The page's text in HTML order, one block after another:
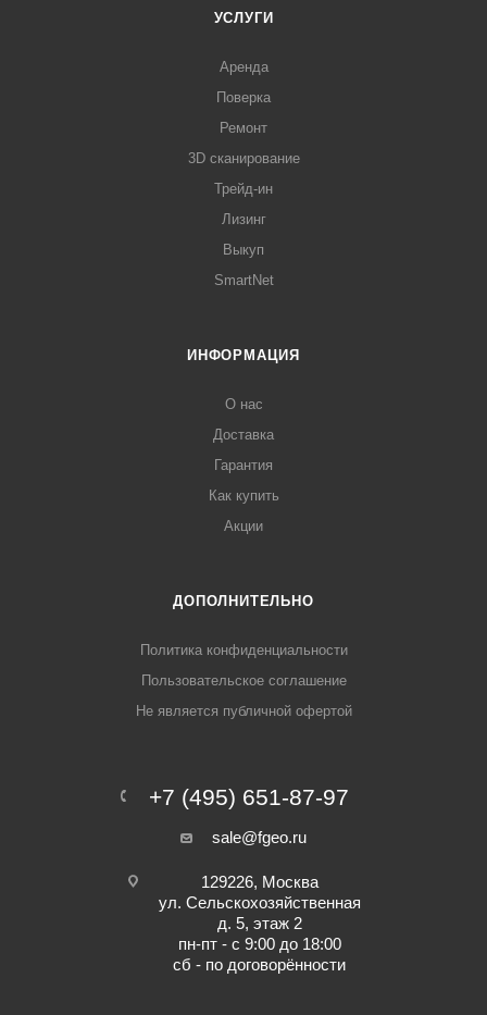
УСЛУГИ
Аренда
Поверка
Ремонт
3D сканирование
Трейд-ин
Лизинг
Выкуп
SmartNet
ИНФОРМАЦИЯ
О нас
Доставка
Гарантия
Как купить
Акции
ДОПОЛНИТЕЛЬНО
Политика конфиденциальности
Пользовательское соглашение
Не является публичной офертой
+7 (495) 651-87-97
sale@fgeo.ru
129226, Москва
ул. Сельскохозяйственная
д. 5, этаж 2
пн-пт - с 9:00 до 18:00
сб - по договорённости